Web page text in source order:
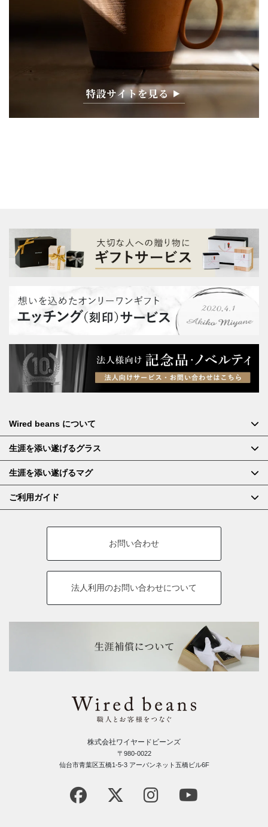
Wired beans について
生涯を添い遂げるグラス
生涯を添い遂げるマグ
ご利用ガイド
お問い合わせ
法人利用のお問い合わせについて
株式会社ワイヤードビーンズ
〒980-0022
仙台市青葉区五橋1-5-3 アーバンネット五橋ビル6F